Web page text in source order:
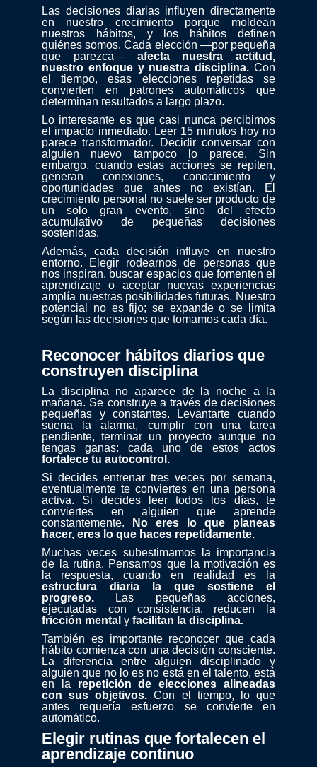
Las decisiones diarias influyen directamente
en nuestro crecimiento porque moldean
nuestros hábitos, y los hábitos definen
quiénes somos. Cada elección —por pequeña
que parezca— afecta nuestra actitud,
nuestro enfoque y nuestra disciplina. Con
el tiempo, esas elecciones repetidas se
convierten en patrones automáticos que
determinan resultados a largo plazo.
Lo interesante es que casi nunca percibimos
el impacto inmediato. Leer 15 minutos hoy no
parece transformador. Decidir conversar con
alguien nuevo tampoco lo parece. Sin
embargo, cuando estas acciones se repiten,
generan conexiones, conocimiento y
oportunidades que antes no existían. El
crecimiento personal no suele ser producto de
un solo gran evento, sino del efecto
acumulativo de pequeñas decisiones
sostenidas.
Además, cada decisión influye en nuestro
entorno. Elegir rodearnos de personas que
nos inspiran, buscar espacios que fomenten el
aprendizaje o aceptar nuevas experiencias
amplía nuestras posibilidades futuras. Nuestro
potencial no es fijo; se expande o se limita
según las decisiones que tomamos cada día.
Reconocer hábitos diarios que
construyen disciplina
La disciplina no aparece de la noche a la
mañana. Se construye a través de decisiones
pequeñas y constantes. Levantarte cuando
suena la alarma, cumplir con una tarea
pendiente, terminar un proyecto aunque no
tengas ganas: cada uno de estos actos
fortalece tu autocontrol.
Si decides entrenar tres veces por semana,
eventualmente te conviertes en una persona
activa. Si decides leer todos los días, te
conviertes en alguien que aprende
constantemente.
No eres lo que planeas
hacer, eres lo que haces repetidamente.
Muchas veces subestimamos la importancia
de la rutina. Pensamos que la motivación es
la respuesta, cuando en realidad es la
estructura diaria la que sostiene el
progreso.
Las pequeñas acciones,
ejecutadas con consistencia, reducen la
fricción mental y facilitan la disciplina.
También es importante reconocer que cada
hábito comienza con una decisión consciente.
La diferencia entre alguien disciplinado y
alguien que no lo es no está en el talento, está
en la repetición de elecciones alineadas
con sus objetivos. Con el tiempo, lo que
antes requería esfuerzo se convierte en
automático.
Elegir rutinas que fortalecen el
aprendizaje continuo